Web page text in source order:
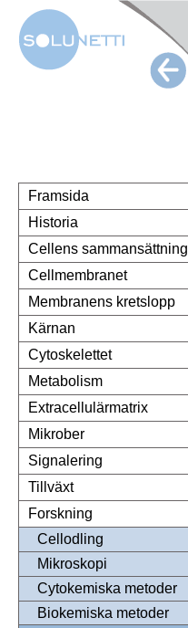
Framsida
Historia
Cellens sammansättning
Cellmembranet
Membranens kretslopp
Kärnan
Cytoskelettet
Metabolism
Extracellulärmatrix
Mikrober
Signalering
Tillväxt
Forskning
Cellodling
Mikroskopi
Cytokemiska metoder
Biokemiska metoder